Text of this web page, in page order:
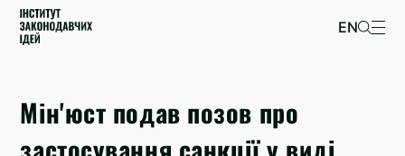
EN
Мін'юст подав позов про